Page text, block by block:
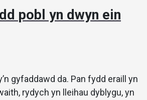
pobl yn dwyn ein
gyfaddawd da. Pan fydd eraill yn
rydych yn lleihau dyblygu, yn